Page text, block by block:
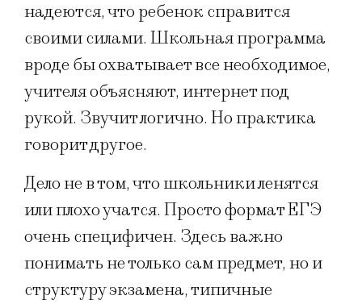
надеются, что ребенок справится
своими силами. Школьная программа
вроде бы охватывает всe необходимое,
учителя объясняют, интернет под
рукой. Звучит логично. Но практика
говорит другое.
Дело не в том, что школьники ленятся
или плохо учатся. Просто формат ЕГЭ
очень специфичен. Здесь важно
понимать не только сам предмет, но и
структуру экзамена, типичные